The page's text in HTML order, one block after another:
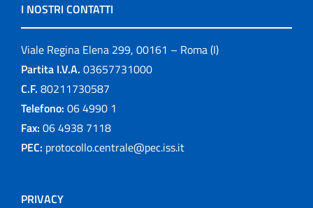
I NOSTRI CONTATTI
Viale Regina Elena 299, 00161 – Roma (I)
Partita I.V.A. 03657731000
C.F. 80211730587
Telefono: 06 4990 1
Fax: 06 4938 7118
PEC: protocollo.centrale@pec.iss.it
PRIVACY